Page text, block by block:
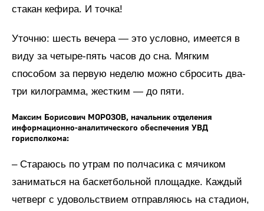
стакан кефира. И точка!
Уточню: шесть вечера — это условно, имеется в
виду за четыре-пять часов до сна. Мягким
способом за первую неделю можно сбросить два-
три килограмма, жестким — до пяти.
Максим Борисович МОРОЗОВ, начальник отделения
информационно-аналитического обеспечения УВД
горисполкома:
– Стараюсь по утрам по полчасика с мячиком
заниматься на баскетбольной площадке. Каждый
четверг с удовольствием отправляюсь на стадион,